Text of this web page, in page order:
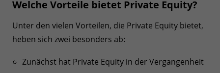
Welche Vorteile bietet Private Equity?
Unter den vielen Vorteilen, die Private Equity bietet,
heben sich zwei besonders ab:
Zunächst hat Private Equity in der Vergangenheit